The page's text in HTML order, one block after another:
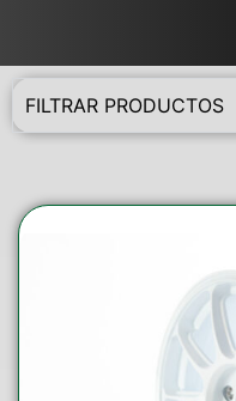
FILTRAR PRODUCTOS